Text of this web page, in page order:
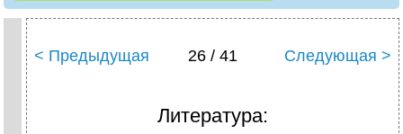
< Предыдущая 26 / 41 Следующая >
Литература: